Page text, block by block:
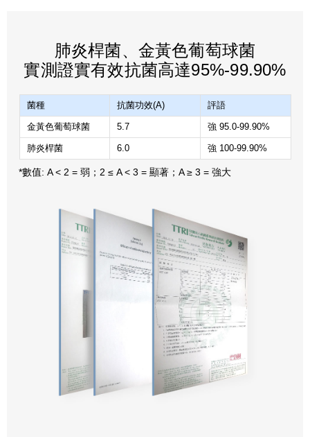
肺炎桿菌、金黃色葡萄球菌
實測證實有效抗菌高達95%-99.90%
菌種 抗菌功效(A) 評語
金黃色葡萄球菌 5.7 強 95.0-99.90%
肺炎桿菌 6.0 強 100-99.90%
*數值: A < 2 = 弱；2 ≤ A < 3 = 顯著；A ≥ 3 = 強大